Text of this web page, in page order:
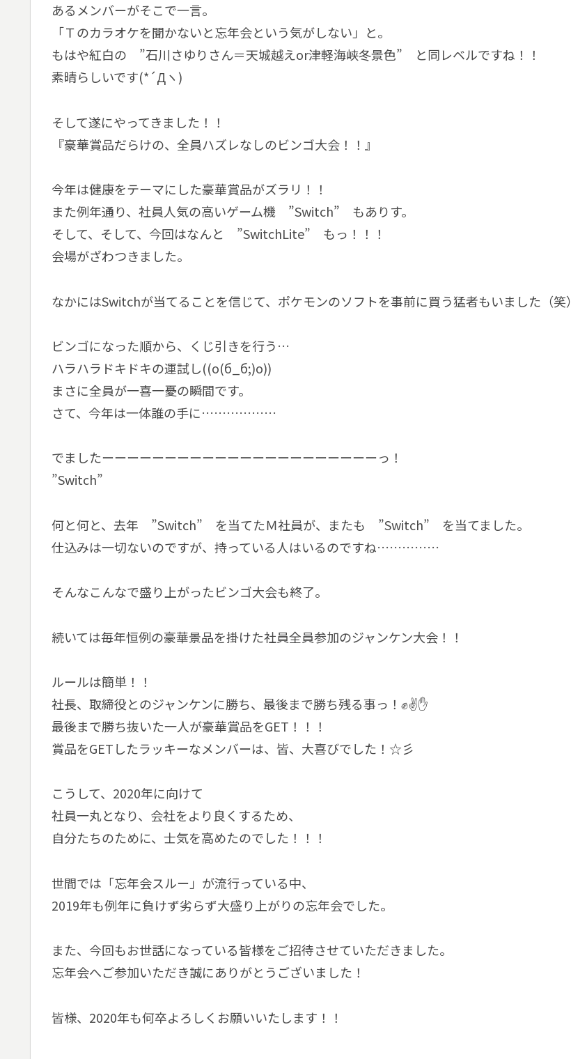
あるメンバーがそこで一言。
「Ｔのカラオケを聞かないと忘年会という気がしない」と。
もはや紅白の ”石川さゆりさん＝天城越えor津軽海峡冬景色” と同レベルですね！！
素晴らしいです(*´Дヽ)
そして遂にやってきました！！
『豪華賞品だらけの、全員ハズレなしのビンゴ大会！！』
今年は健康をテーマにした豪華賞品がズラリ！！
また例年通り、社員人気の高いゲーム機 ”Switch” もありす。
そして、そして、今回はなんと ”SwitchLite” もっ！！！
会場がざわつきました。
なかにはSwitchが当てることを信じて、ポケモンのソフトを事前に買う猛者もいました（笑）
ビンゴになった順から、くじ引きを行う…
ハラハラドキドキの運試し((o(б_б;)o))
まさに全員が一喜一憂の瞬間です。
さて、今年は一体誰の手に………………
でましたーーーーーーーーーーーーーーーーーーーーーーっ！
”Switch”
何と何と、去年 ”Switch” を当てたＭ社員が、またも ”Switch” を当てました。
仕込みは一切ないのですが、持っている人はいるのですね……………
そんなこんなで盛り上がったビンゴ大会も終了。
続いては毎年恒例の豪華景品を掛けた社員全員参加のジャンケン大会！！
ルールは簡単！！
社長、取締役とのジャンケンに勝ち、最後まで勝ち残る事っ！✊✌✋
最後まで勝ち抜いた一人が豪華賞品をGET！！！
賞品をGETしたラッキーなメンバーは、皆、大喜びでした！☆彡
こうして、2020年に向けて
社員一丸となり、会社をより良くするため、
自分たちのために、士気を高めたのでした！！！
世間では「忘年会スルー」が流行っている中、
2019年も例年に負けず劣らず大盛り上がりの忘年会でした。
また、今回もお世話になっている皆様をご招待させていただきました。
忘年会へご参加いただき誠にありがとうございました！
皆様、2020年も何卒よろしくお願いいたします！！